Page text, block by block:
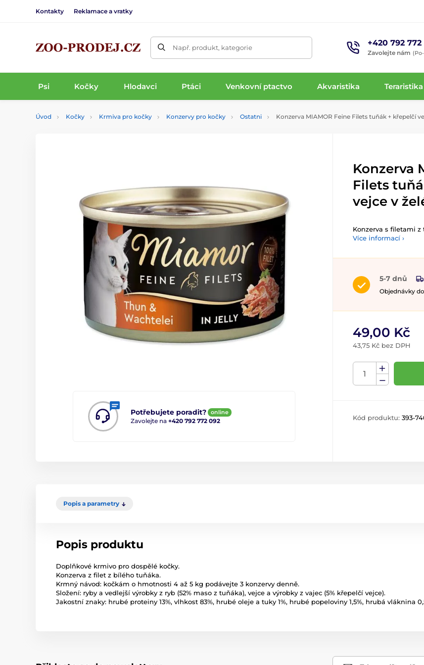
Kontakty Reklamace a vratky
Např. produkt, kategorie +420 792 772
Zavolejte nám
Psi Kočky Hlodavci Ptáci Venkovní ptactvo Akvaristika Teraristika
Úvod Kočky Krmiva pro kočky Konzervy pro kočky Ostatni Konzerva MIAMOR Feine Filets tuňák + křepelčí
Potřebujete poradit? online
Zavolejte na +420 792 772 092
Konzerva
Filets
vejce v
Konzerva s filetami
Více informací ›
5-7 dnů
Objednávky
49,00 Kč
43,75 Kč bez DPH
Kód produktu: 393-
Popis a parametry
Popis produktu
Doplňkové krmivo pro dospělé kočky.
Konzerva z filet z bílého tuňáka.
Krmný návod: kočkám o hmotnosti 4 až 5 kg podávejte 3 konzervy denně.
Složení: ryby a vedlejší výrobky z ryb (52% maso z tuňáka), vejce a výrobky z vajec (5% křepelčí vejce).
Jakostní znaky: hrubé proteiny 13%, vlhkost 83%, hrubé oleje a tuky 1%, hrubé popeloviny 1,5%, hrubá vláknina